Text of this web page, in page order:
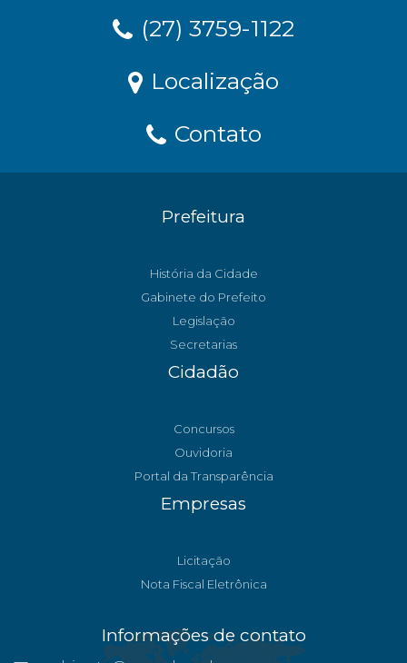
(27) 3759-1122
Localização
Contato
Prefeitura
História da Cidade
Gabinete do Prefeito
Legislação
Secretarias
Cidadão
Concursos
Ouvidoria
Portal da Transparência
Empresas
Licitação
Nota Fiscal Eletrônica
Informações de contato